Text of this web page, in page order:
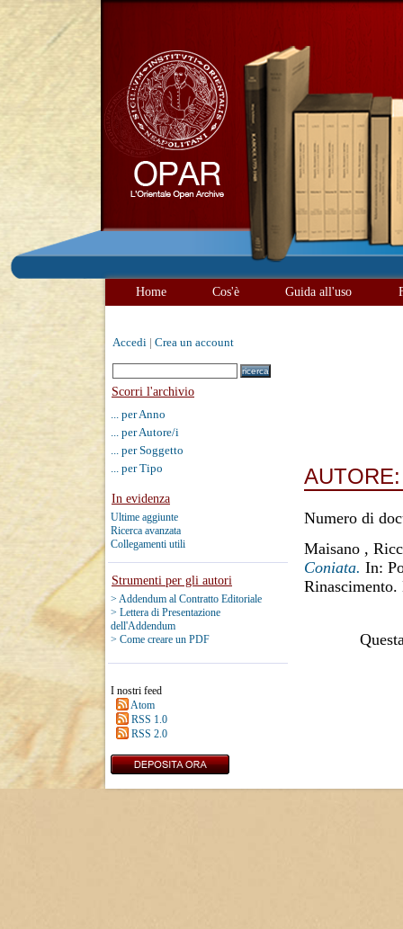
Home Cos'è Guida all'uso
Accedi Crea un account
Scorri l'archivio
... per Anno
... per Autore/i
... per Soggetto
... per Tipo
In evidenza
Ultime aggiunte
Ricerca avanzata
Collegamenti utili
Strumenti per gli autori
> Addendum al Contratto Editoriale
> Lettera di Presentazione
dell'Addendum
> Come creare un PDF
I nostri feed
Atom
RSS 1.0
RSS 2.0
Numero di
Maisano ,
Coniata. In: